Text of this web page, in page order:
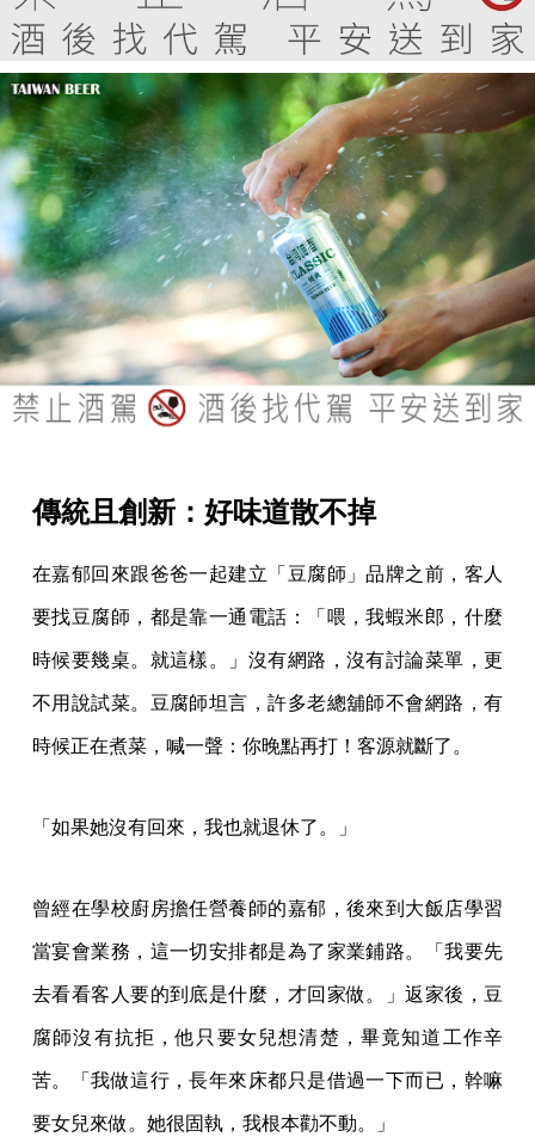
傳統且創新：好味道散不掉
在嘉郁回來跟爸爸一起建立「豆腐師」品牌之前，客人
要找豆腐師，都是靠一通電話：「喂，我蝦米郎，什麼
時候要幾桌。就這樣。」沒有網路，沒有討論菜單，更
不用說試菜。豆腐師坦言，許多老總舖師不會網路，有
時候正在煮菜，喊一聲：你晚點再打！客源就斷了。
「如果她沒有回來，我也就退休了。」
曾經在學校廚房擔任營養師的嘉郁，後來到大飯店學習
當宴會業務，這一切安排都是為了家業鋪路。「我要先
去看看客人要的到底是什麼，才回家做。」返家後，豆
腐師沒有抗拒，他只要女兒想清楚，畢竟知道工作辛
苦。「我做這行，長年來床都只是借過一下而已，幹嘛
要女兒來做。她很固執，我根本勸不動。」